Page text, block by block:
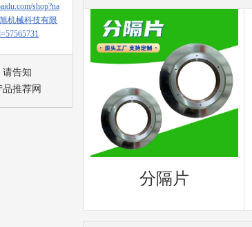
shop?na
机械科技有限
请告知
推荐网
分隔片